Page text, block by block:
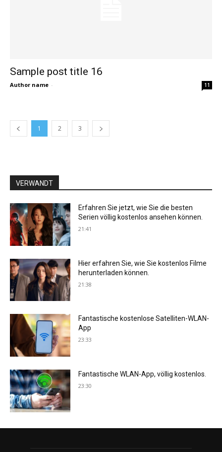
Sample post title 16
Author name - 11
1 2 3
VERWANDT
Erfahren Sie jetzt, wie Sie die besten
Serien völlig kostenlos ansehen können.
21:41
Hier erfahren Sie, wie Sie kostenlos Filme
herunterladen können.
21:38
Fantastische kostenlose Satelliten-WLAN-
App
23:33
Fantastische WLAN-App, völlig kostenlos.
23:30